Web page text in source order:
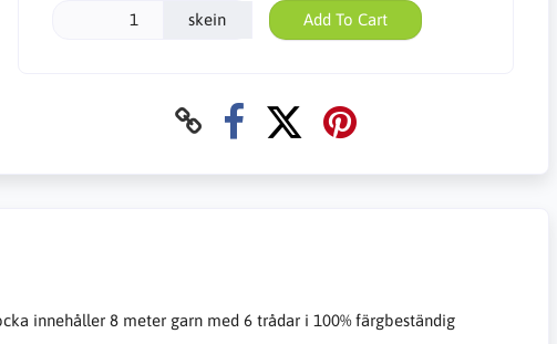
skein Add To Cart
innehåller 8 meter garn med 6 trådar i 100% färgbeständig